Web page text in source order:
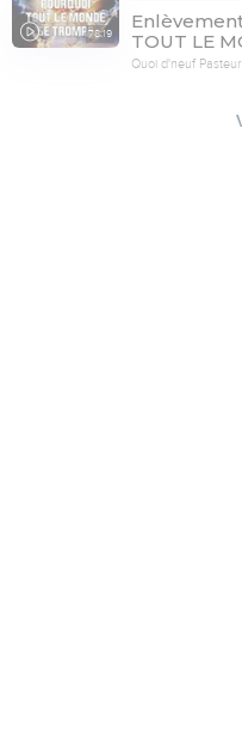
78:19
TOUT LE
Quoi d'neuf